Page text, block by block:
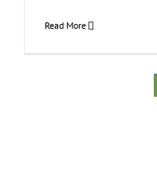
Read More